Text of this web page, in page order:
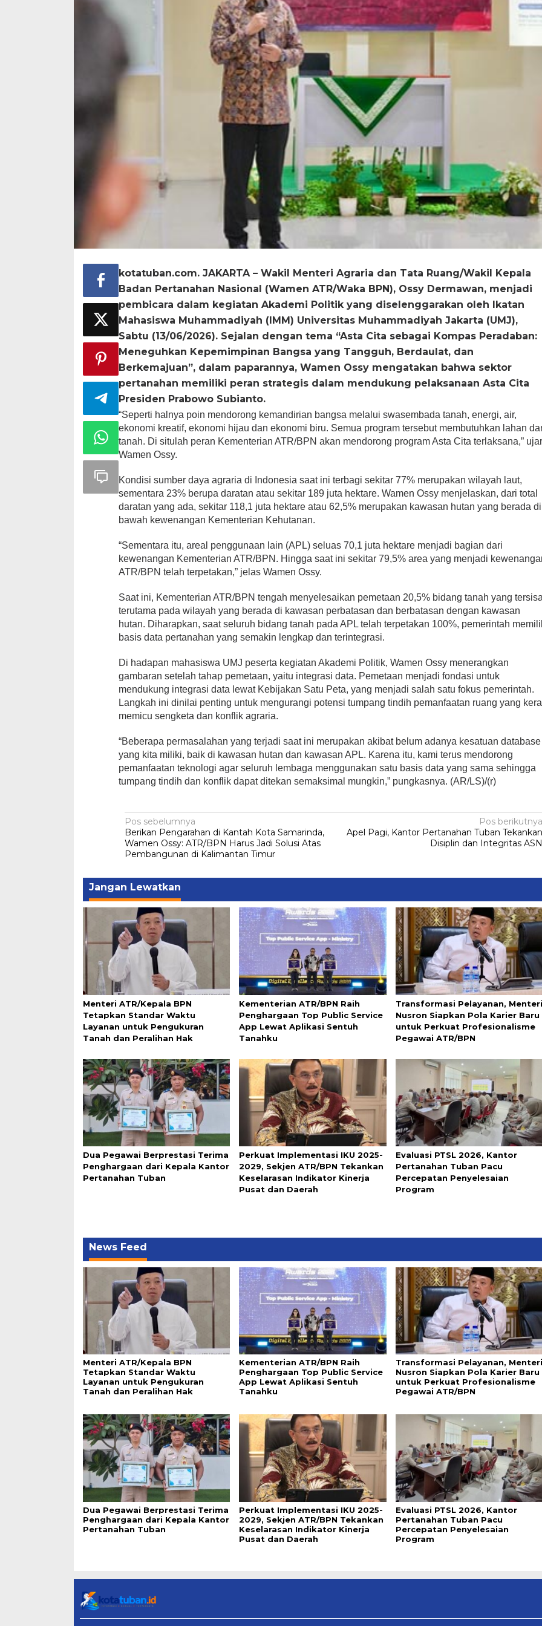
kotatuban.com. JAKARTA – Wakil Menteri Agraria dan Tata Ruang/Wakil Kepala
Badan Pertanahan Nasional (Wamen ATR/Waka BPN), Ossy Dermawan, menjadi
pembicara dalam kegiatan Akademi Politik yang diselenggarakan oleh Ikatan
Mahasiswa Muhammadiyah (IMM) Universitas Muhammadiyah Jakarta (UMJ),
Sabtu (13/06/2026). Sejalan dengan tema “Asta Cita sebagai Kompas Peradaban:
Meneguhkan Kepemimpinan Bangsa yang Tangguh, Berdaulat, dan
Berkemajuan”, dalam paparannya, Wamen Ossy mengatakan bahwa sektor
pertanahan memiliki peran strategis dalam mendukung pelaksanaan Asta Cita
Presiden Prabowo Subianto.
“Seperti halnya poin mendorong kemandirian bangsa melalui swasembada tanah, energi, air,
ekonomi kreatif, ekonomi hijau dan ekonomi biru. Semua program tersebut membutuhkan lahan
tanah. Di situlah peran Kementerian ATR/BPN akan mendorong program Asta Cita terlaksana,”
Wamen Ossy.
Kondisi sumber daya agraria di Indonesia saat ini terbagi sekitar 77% merupakan wilayah laut,
sementara 23% berupa daratan atau sekitar 189 juta hektare. Wamen Ossy menjelaskan, dari total
daratan yang ada, sekitar 118,1 juta hektare atau 62,5% merupakan kawasan hutan yang berada di
bawah kewenangan Kementerian Kehutanan.
“Sementara itu, areal penggunaan lain (APL) seluas 70,1 juta hektare menjadi bagian dari
kewenangan Kementerian ATR/BPN. Hingga saat ini sekitar 79,5% area yang menjadi
ATR/BPN telah terpetakan,” jelas Wamen Ossy.
Saat ini, Kementerian ATR/BPN tengah menyelesaikan pemetaan 20,5% bidang tanah yang
terutama pada wilayah yang berada di kawasan perbatasan dan berbatasan dengan kawasan
hutan. Diharapkan, saat seluruh bidang tanah pada APL telah terpetakan 100%, pemerintah
basis data pertanahan yang semakin lengkap dan terintegrasi.
Di hadapan mahasiswa UMJ peserta kegiatan Akademi Politik, Wamen Ossy menerangkan
gambaran setelah tahap pemetaan, yaitu integrasi data. Pemetaan menjadi fondasi untuk
mendukung integrasi data lewat Kebijakan Satu Peta, yang menjadi salah satu fokus pemerintah.
Langkah ini dinilai penting untuk mengurangi potensi tumpang tindih pemanfaatan ruang yang
memicu sengketa dan konflik agraria.
“Beberapa permasalahan yang terjadi saat ini merupakan akibat belum adanya kesatuan database
yang kita miliki, baik di kawasan hutan dan kawasan APL. Karena itu, kami terus mendorong
pemanfaatan teknologi agar seluruh lembaga menggunakan satu basis data yang sama sehingga
tumpang tindih dan konflik dapat ditekan semaksimal mungkin,” pungkasnya. (AR/LS)/(r)
Navigasi
pos
Pos sebelumnya
Berikan Pengarahan di Kantah Kota Samarinda,
Wamen Ossy: ATR/BPN Harus Jadi Solusi Atas
Pembangunan di Kalimantan Timur
Pos berikutnya
Apel Pagi, Kantor Pertanahan Tuban Tekankan
Disiplin dan Integritas ASN
Jangan Lewatkan
Menteri ATR/Kepala BPN
Tetapkan Standar Waktu
Layanan untuk Pengukuran
Tanah dan Peralihan Hak
Kementerian ATR/BPN Raih
Penghargaan Top Public Service
App Lewat Aplikasi Sentuh
Tanahku
Transformasi Pelayanan, Menteri
Nusron Siapkan Pola Karier Baru
untuk Perkuat Profesionalisme
Pegawai ATR/BPN
Dua Pegawai Berprestasi Terima
Penghargaan dari Kepala Kantor
Pertanahan Tuban
Perkuat Implementasi IKU 2025-
2029, Sekjen ATR/BPN Tekankan
Keselarasan Indikator Kinerja
Pusat dan Daerah
Evaluasi PTSL 2026, Kantor
Pertanahan Tuban Pacu
Percepatan Penyelesaian
Program
News Feed
Menteri ATR/Kepala BPN
Tetapkan Standar Waktu
Layanan untuk Pengukuran
Tanah dan Peralihan Hak
Kementerian ATR/BPN Raih
Penghargaan Top Public Service
App Lewat Aplikasi Sentuh
Tanahku
Transformasi Pelayanan, Menteri
Nusron Siapkan Pola Karier Baru
untuk Perkuat Profesionalisme
Pegawai ATR/BPN
Dua Pegawai Berprestasi Terima
Penghargaan dari Kepala Kantor
Pertanahan Tuban
Perkuat Implementasi IKU 2025-
2029, Sekjen ATR/BPN Tekankan
Keselarasan Indikator Kinerja
Pusat dan Daerah
Evaluasi PTSL 2026, Kantor
Pertanahan Tuban Pacu
Percepatan Penyelesaian
Program